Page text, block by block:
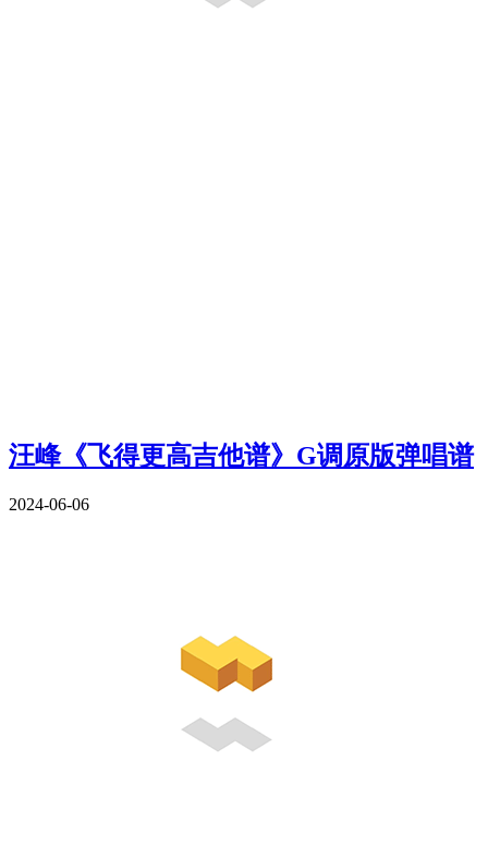
汪峰《飞得更高吉他谱》G调原版弹唱谱
2024-06-06